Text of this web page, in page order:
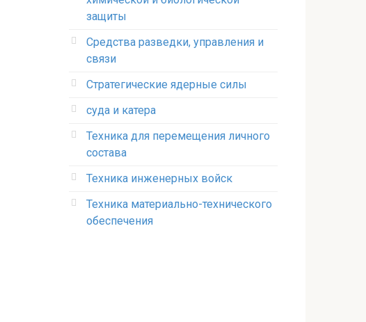
защиты
Средства разведки, управления и
связи
Стратегические ядерные силы
суда и катера
Техника для перемещения личного
состава
Техника инженерных войск
Техника материально-технического
обеспечения